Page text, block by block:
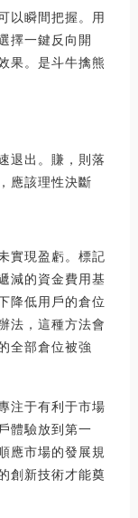
以瞬間把握。用
擇一鍵反向開
果。是斗牛擒熊
退出。賺，則落
應該理性決斷
實現盈虧。標記
減的資金費用基
降低用戶的倉位
法，這種方法會
全部倉位被強
注于有利于市場
體驗放到第一
應市場的發展規
創新技術才能奠